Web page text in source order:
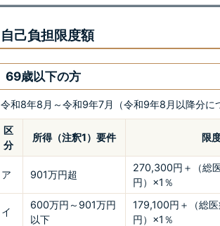
自己負担限度額
69歳以下の方
令和8年8月～令和9年7月（令和9年8月以降分に
区
分
所得（注釈1）要件 限
ア 901万円超
270,300円＋（総
円）×1％
イ
600万円～901万円
以下
179,100円＋（総
円）×1％